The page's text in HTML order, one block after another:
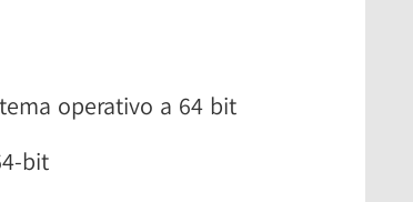
operativo a 64 bit
bit